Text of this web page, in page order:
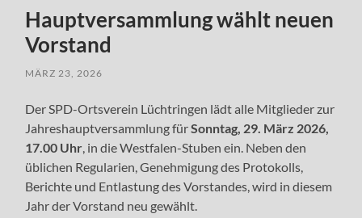
Hauptversammlung wählt neuen
Vorstand
MÄRZ 23, 2026
Der SPD-Ortsverein Lüchtringen lädt alle Mitglieder zur
Jahreshauptversammlung fürSonntag, 29. März 2026,
17.00 Uhr, in die Westfalen-Stuben ein. Neben den
üblichen Regularien, Genehmigung des Protokolls,
Berichte und Entlastung des Vorstandes, wird in diesem
Jahr der Vorstand neu gewählt.